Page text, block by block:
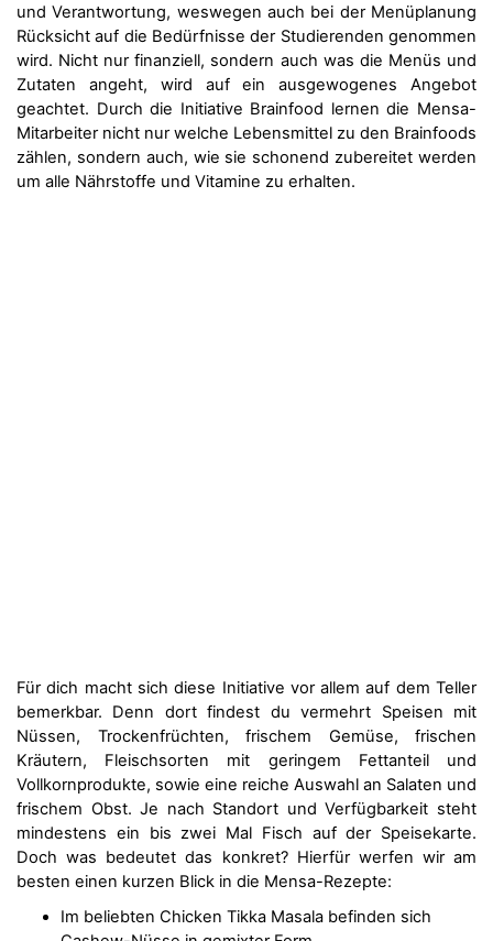
und Verantwortung, weswegen auch bei der Menüplanung
Rücksicht auf die Bedürfnisse der Studierenden genommen
wird. Nicht nur finanziell, sondern auch was die Menüs und
Zutaten angeht, wird auf ein ausgewogenes Angebot
geachtet. Durch die Initiative Brainfood lernen die Mensa-
Mitarbeiter nicht nur welche Lebensmittel zu den Brainfoods
zählen, sondern auch, wie sie schonend zubereitet werden
um alle Nährstoffe und Vitamine zu erhalten.
Für dich macht sich diese Initiative vor allem auf dem Teller
bemerkbar. Denn dort findest du vermehrt Speisen mit
Nüssen, Trockenfrüchten, frischem Gemüse, frischen
Kräutern, Fleischsorten mit geringem Fettanteil und
Vollkornprodukte, sowie eine reiche Auswahl an Salaten und
frischem Obst. Je nach Standort und Verfügbarkeit steht
mindestens ein bis zwei Mal Fisch auf der Speisekarte.
Doch was bedeutet das konkret? Hierfür werfen wir am
besten einen kurzen Blick in die Mensa-Rezepte:
Im beliebten Chicken Tikka Masala befinden sich